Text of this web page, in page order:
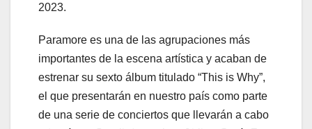
2023.
Paramore es una de las agrupaciones más
importantes de la escena artística y acaban de
estrenar su sexto álbum titulado “This is Why”,
el que presentarán en nuestro país como parte
de una serie de conciertos que llevarán a cabo